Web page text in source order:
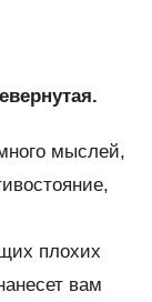
мыслей,
плохих
вам